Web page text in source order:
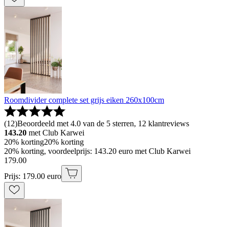
Roomdivider complete set grijs eiken 260x100cm
(12)Beoordeeld met 4.0 van de 5 sterren, 12 klantreviews
143.20 met Club Karwei
20% korting20% korting
20% korting, voordeelprijs: 143.20 euro met Club Karwei
179.00
Prijs: 179.00 euro